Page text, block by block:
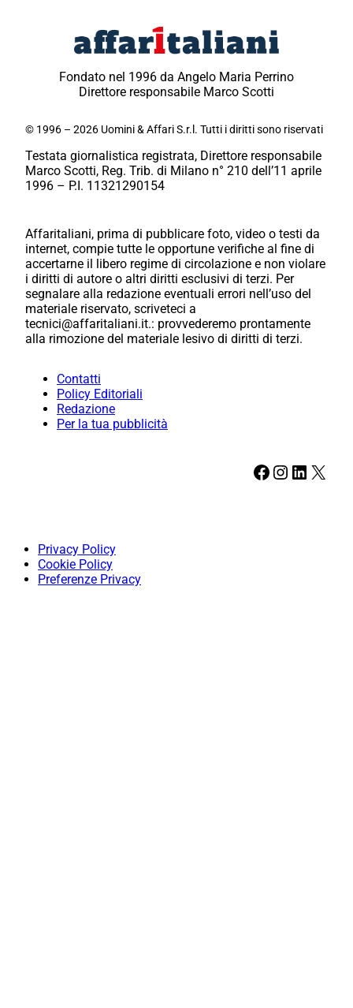
Fondato nel 1996 da Angelo Maria Perrino
Direttore responsabile Marco Scotti
© 1996 – 2026 Uomini & Affari S.r.l. Tutti i diritti sono riservati
Testata giornalistica registrata, Direttore responsabile
Marco Scotti, Reg. Trib. di Milano n° 210 dell’11 aprile
1996 – P.I. 11321290154
Affaritaliani, prima di pubblicare foto, video o testi da
internet, compie tutte le opportune verifiche al fine di
accertarne il libero regime di circolazione e non violare
i diritti di autore o altri diritti esclusivi di terzi. Per
segnalare alla redazione eventuali errori nell’uso del
materiale riservato, scriveteci a
tecnici@affaritaliani.it.: provvederemo prontamente
alla rimozione del materiale lesivo di diritti di terzi.
Contatti
Policy Editoriali
Redazione
Per la tua pubblicità
Facebook Instagram LinkedIn X
Privacy Policy
Cookie Policy
Preferenze Privacy